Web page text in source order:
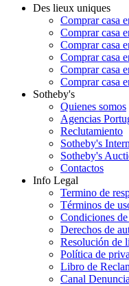
Des lieux uniques
Comprar casa
Comprar casa
Comprar casa
Comprar casa
Comprar casa
Comprar casa
Sotheby's
Quienes somos
Agencias
Reclutamiento
Sotheby's
Sotheby's
Contactos
Info Legal
Termino de
Términos de
Condiciones
Derechos de
Resolución de
Política de
Libro de
Canal